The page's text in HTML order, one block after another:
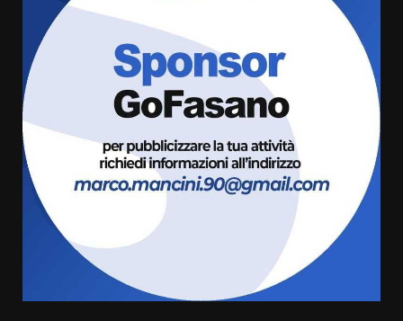
Grande successo per la “Sagra
del Pesce Spada” a Savelletri
9 Agosto 2026 07:32
Serie D, l’Us Fasano non molla e
conferma di voler ricorrere per
ottenere l’iscrizione